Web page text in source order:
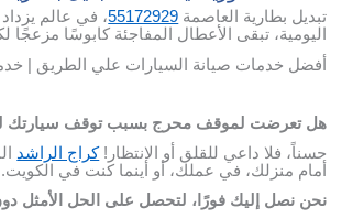
تبديل بطارية العاصمة 55172929، في عالم يزداد
اليومية، تبقى الأعطال المفاجئة كابوسًا
أفضل خدمات صيانة السيارات علي الطريق |
هل تعرضت لموقف محرج بسبب توقف سيارتك
حسناً، فلا داعي للقلق أو الانتظار!كراج الراشد
أمام منزلك، في عملك، أو أينما كنت في الكويت.
نحن نصل إليك فورًا، لتحصل على الحل الأمثل